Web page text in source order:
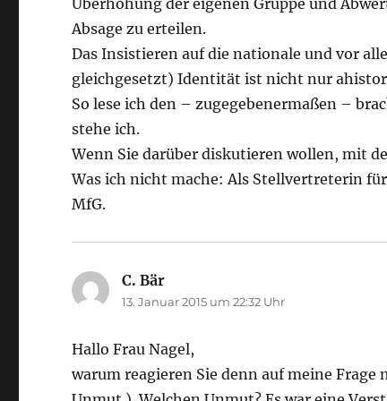
Absage zu erteilen.
Das Insistieren auf die nationale und vor
gleichgesetzt) Identität ist nicht nur
So lese ich den – zugegebenermaßen –
stehe ich.
Wenn Sie darüber diskutieren wollen, mit
Was ich nicht mache: Als Stellvertreterin
MfG.
C. Bär
13. Januar 2015 um 22:32 Uhr
Hallo Frau Nagel,
warum reagieren Sie denn auf meine